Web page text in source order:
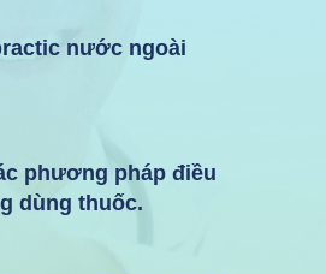
nước ngoài
phương pháp điều
dùng thuốc.